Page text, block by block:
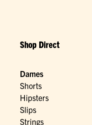
Shop Direct
Dames
Shorts
Hipsters
Slips
Strings